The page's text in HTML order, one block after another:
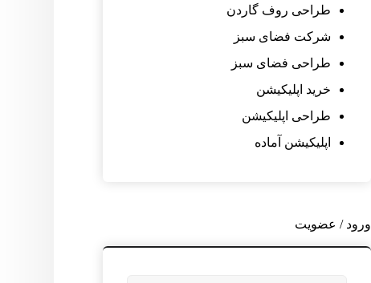
طراحی روف گاردن
شرکت فضای سبز
طراحی فضای سبز
خرید اپلیکیشن
طراحی اپلیکیشن
اپلیکیشن آماده
ورود / عضویت